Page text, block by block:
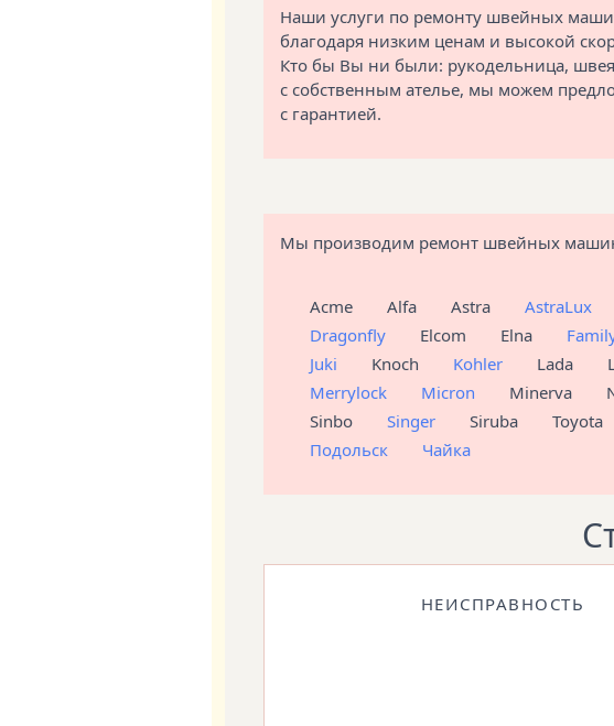
Наши услуги по ремонту швейных
благодаря низким ценам и высокой
Кто бы Вы ни были: рукодельница,
с собственным ателье, мы можем
с гарантией.
Мы производим ремонт швейных
Acme Alfa Astra AstraLux
Dragonfly
Elcom Elna
Juki
Knoch Kohler Lada
Merrylock
Micron Minerva
Sinbo
Singer Siruba Toyota
Подольск
Чайка
НЕИСПРАВНОСТЬ